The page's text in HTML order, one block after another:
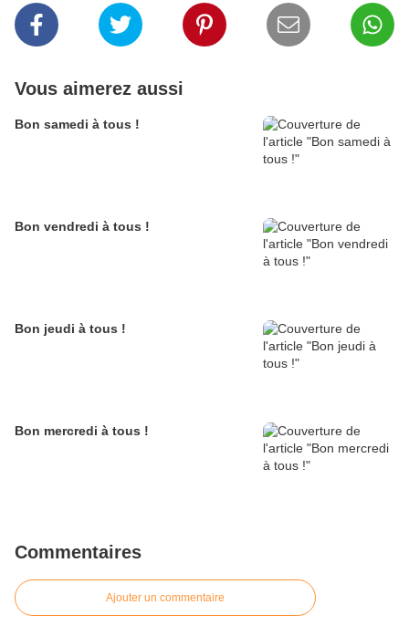
Vous aimerez aussi
Bon samedi à tous !
Bon vendredi à tous !
Bon jeudi à tous !
Bon mercredi à tous !
Commentaires
Ajouter un commentaire